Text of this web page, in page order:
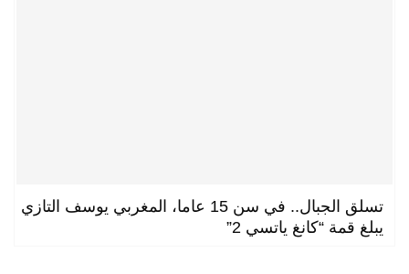
تسلق الجبال.. في سن 15 عاما، المغربي يوسف التازي
يبلغ قمة “كانغ ياتسي 2”